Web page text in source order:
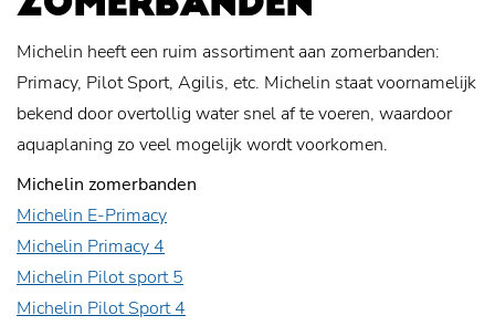
Michelin heeft een ruim assortiment aan zomerbanden:
Primacy, Pilot Sport, Agilis, etc. Michelin staat voornamelijk
bekend door overtollig water snel af te voeren, waardoor
aquaplaning zo veel mogelijk wordt voorkomen.
Michelin zomerbanden
Michelin E-Primacy
Michelin Primacy 4
Michelin Pilot sport 5
Michelin Pilot Sport 4